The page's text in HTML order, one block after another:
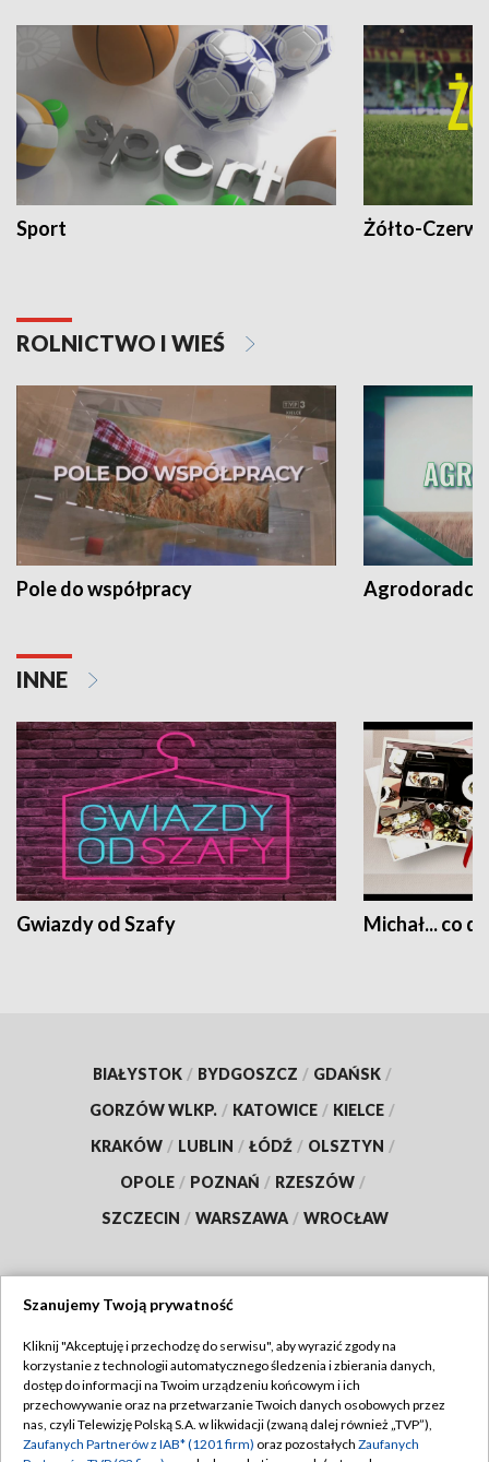
Sport Żółto-
ROLNICTWO I WIEŚ
Pole do współpracy Agrodoradcy
INNE
Gwiazdy od Szafy Michał... co
BIAŁYSTOK / BYDGOSZCZ / GDAŃSK /
GORZÓW WLKP. / KATOWICE / KIELCE /
KRAKÓW / LUBLIN / ŁÓDŹ / OLSZTYN /
OPOLE / POZNAŃ / RZESZÓW /
SZCZECIN / WARSZAWA / WROCŁAW
TVP
Abonament TVP
Emisja w TVP
Regulamin TVP
Polityka prywatności
Szanujemy Twoją prywatność
Kliknij "Akceptuję i przechodzę do serwisu", aby wyrazić zgody na
korzystanie z technologii automatycznego śledzenia i zbierania danych,
dostęp do informacji na Twoim urządzeniu końcowym i ich
przechowywanie oraz na przetwarzanie Twoich danych osobowych przez
nas, czyli Telewizję Polską S.A. w likwidacji (zwaną dalej również „TVP”),
Zaufanych Partnerów z IAB* (1201 firm) oraz pozostałych Zaufanych